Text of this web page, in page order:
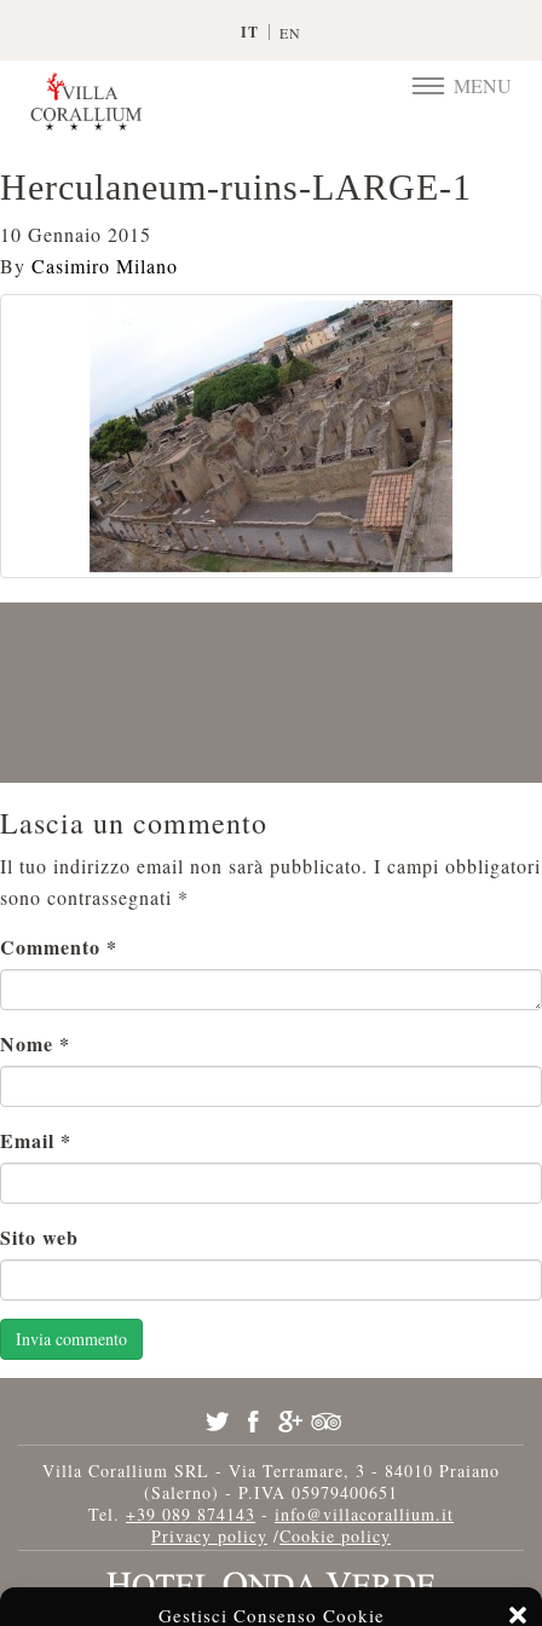
Gestisci Consenso Cookie
IT EN
TOGGLE
MENU
Herculaneum-ruins-LARGE-1
10 Gennaio 2015
By Casimiro Milano
Lascia un commento
Il tuo indirizzo email non sarà pubblicato. I campi obbligatori
sono contrassegnati *
Commento *
Nome *
Email *
Sito web
Villa Corallium SRL - Via Terramare, 3 - 84010 Praiano
(Salerno) - P.IVA 05979400651
Tel. +39 089 874143 - info@villacorallium.it
Privacy policy /Cookie policy